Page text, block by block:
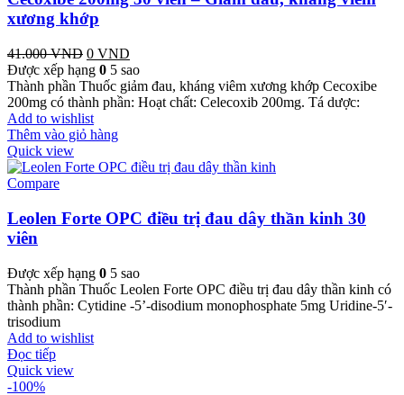
xương khớp
41.000VND Giá
gốc
là:
41.000 VND.
0 VND
hiện
tại
là:
Được xếp hạng 0 5 sao
Thành phần Thuốc giảm đau, kháng viêm xương khớp Cecoxibe
200mg có thành phần: Hoạt chất: Celecoxib 200mg. Tá dược:
Add to wishlist
Thêm vào giỏ hàng
Quick view
Compare
Leolen Forte OPC điều trị đau dây thần kinh 30
viên
Được xếp hạng 0 5 sao
Thành phần Thuốc Leolen Forte OPC điều trị đau dây thần kinh có
thành phần: Cytidine -5’-disodium monophosphate 5mg Uridine-5′-
trisodium
Add to wishlist
Đọc tiếp
Quick view
-100%